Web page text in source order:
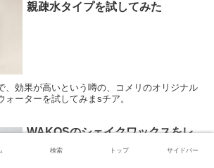
親疎水タイプを試してみた
、効果が高いという噂の、コメリのオリジナル
ォーターを試してみまsチア。
WAKOSのシェイクワックスをレ
ビューしてみた！
検索 トップ サイドバー